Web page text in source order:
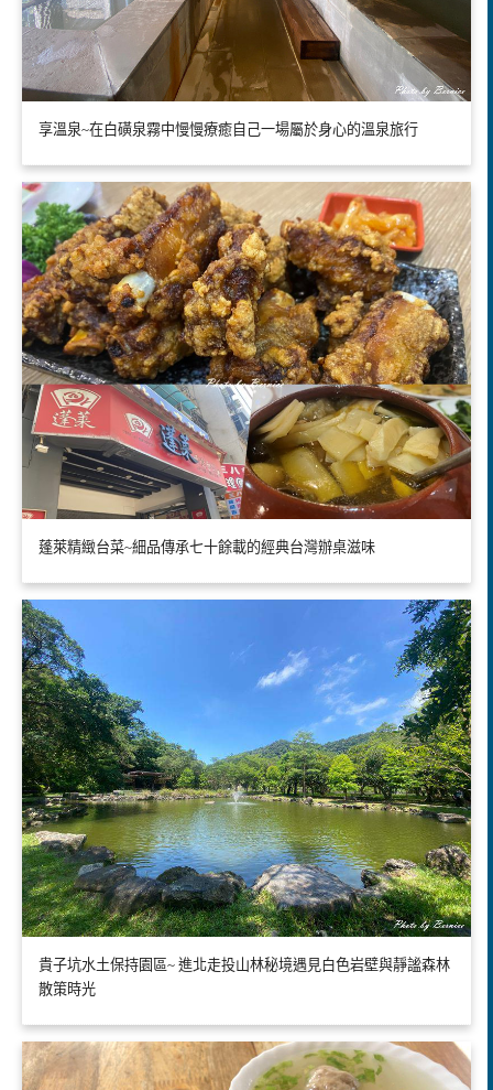
享溫泉~在白磺泉霧中慢慢療癒自己一場屬於身心的溫泉旅行
蓬萊精緻台菜~細品傳承七十餘載的經典台灣辦桌滋味
貴子坑水土保持園區~ 進北走投山林秘境遇見白色岩壁與靜謐森林
散策時光